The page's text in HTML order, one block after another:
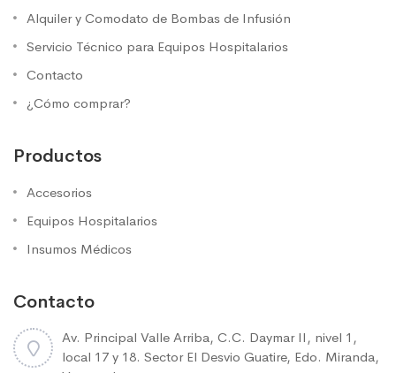
Alquiler y Comodato de Bombas de Infusión
Servicio Técnico para Equipos Hospitalarios
Contacto
¿Cómo comprar?
Productos
Accesorios
Equipos Hospitalarios
Insumos Médicos
Contacto
Av. Principal Valle Arriba, C.C. Daymar II, nivel 1,
local 17 y 18. Sector El Desvio Guatire, Edo. Miranda,